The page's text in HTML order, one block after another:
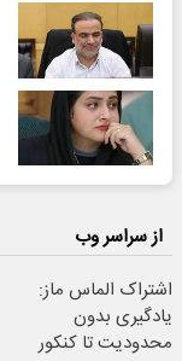
از سراسر وب
اشتراک الماس ماز:
یادگیری بدون
محدودیت تا کنکور